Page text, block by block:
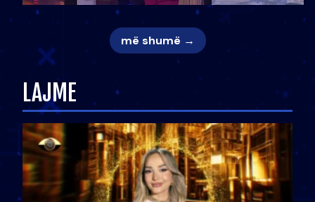
më shumë →
LAJME